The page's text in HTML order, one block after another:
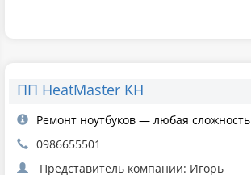
ПП HeatMaster KH
Ремонт ноутбуков — любая сложность
0986655501
Представитель компании: Игорь